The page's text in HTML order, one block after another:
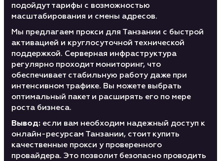
подойдут тарифы с возможностью
масштабирования и смены адресов.
Мы предлагаем прокси для Танзании с быстрой
активацией и круглосуточной технической
поддержкой. Серверная инфраструктура
регулярно проходит мониторинг, что
обеспечивает стабильную работу даже при
интенсивном трафике. Вы можете выбрать
оптимальный пакет и расширять его по мере
роста бизнеса.
Вывод: если вам необходим надежный доступ к
онлайн-ресурсам Танзании, стоит купить
качественные прокси у проверенного
провайдера. Это позволит безопасно проводить